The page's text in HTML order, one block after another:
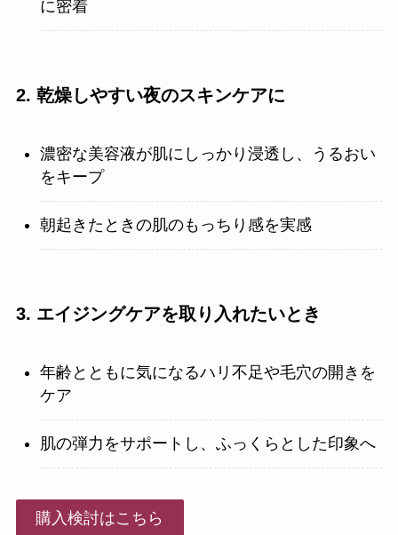
に密着
2. 乾燥しやすい夜のスキンケアに
濃密な美容液が肌にしっかり浸透し、うるおい
をキープ
朝起きたときの肌のもっちり感を実感
3. エイジングケアを取り入れたいとき
年齢とともに気になるハリ不足や毛穴の開きを
ケア
肌の弾力をサポートし、ふっくらとした印象へ
購入検討はこちら